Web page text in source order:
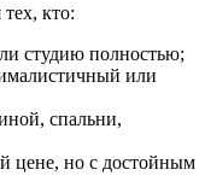
кто:
студию полностью;
или
спальни,
цене, но с достойным